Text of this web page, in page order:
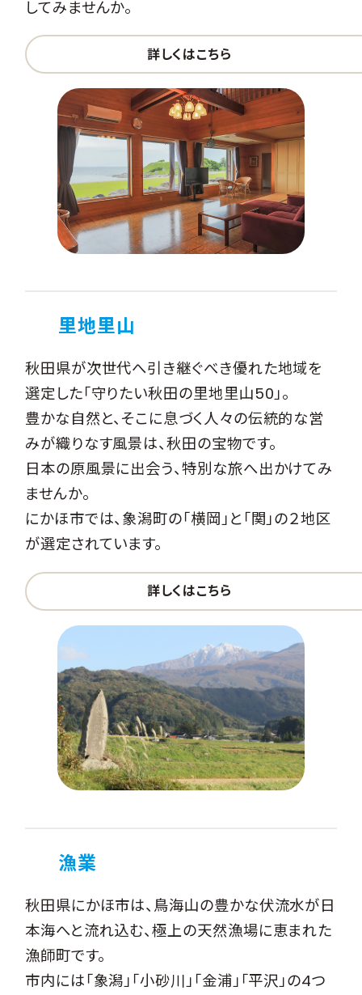
してみませんか。
詳しくはこちら
里地里山
秋田県が次世代へ引き継ぐべき優れた地域を
選定した「守りたい秋田の里地里山50」。
豊かな自然と、そこに息づく人々の伝統的な営
みが織りなす風景は、秋田の宝物です。
日本の原風景に出会う、特別な旅へ出かけてみ
ませんか。
にかほ市では、象潟町の「横岡」と「関」の２地区
が選定されています。
詳しくはこちら
漁業
秋田県にかほ市は、鳥海山の豊かな伏流水が日
本海へと流れ込む、極上の天然漁場に恵まれた
漁師町です。
市内には「象潟」「小砂川」「金浦」「平沢」の4つ